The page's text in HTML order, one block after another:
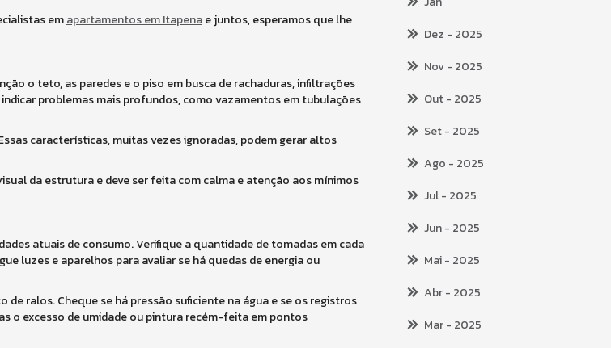
emapartamentos em Itapenae juntos, esperamos que lhe
o teto, as paredes e o piso em busca de rachaduras, infiltrações
problemas mais profundos, como vazamentos em tubulações
características, muitas vezes ignoradas, podem gerar altos
da estrutura e deve ser feita com calma e atenção aos mínimos
atuais de consumo. Verifique a quantidade de tomadas em cada
luzes e aparelhos para avaliar se há quedas de energia ou
ralos. Cheque se há pressão suficiente na água e se os registros
o excesso de umidade ou pintura recém-feita em pontos
Dez - 2025
Nov- 2025
Out- 2025
Set- 2025
Ago - 2025
Jul- 2025
Jun- 2025
Mai- 2025
Abr- 2025
Mar- 2025